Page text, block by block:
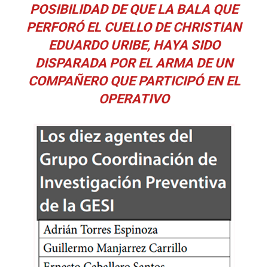
POSIBILIDAD DE QUE LA BALA QUE
PERFORÓ EL CUELLO DE CHRISTIAN
EDUARDO URIBE, HAYA SIDO
DISPARADA POR EL ARMA DE UN
COMPAÑERO QUE PARTICIPÓ EN EL
OPERATIVO